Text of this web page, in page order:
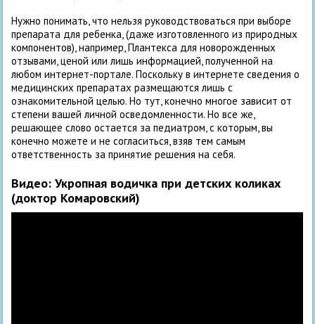
Нужно понимать, что нельзя руководствоваться при выборе
препарата для ребенка, (даже изготовленного из природных
компонентов), например, Плантекса для новорожденных
отзывами, ценой или лишь информацией, полученной на
любом интернет-портале. Поскольку в интернете сведения о
медицинских препаратах размещаются лишь с
ознакомительной целью. Но тут, конечно многое зависит от
степени вашей личной осведомленности. Но все же,
решающее слово остается за педиатром, с которым, вы
конечно можете и не согласиться, взяв тем самым
ответственность за принятие решения на себя.
Видео: Укропная водичка при детских коликах
(доктор Комаровский)